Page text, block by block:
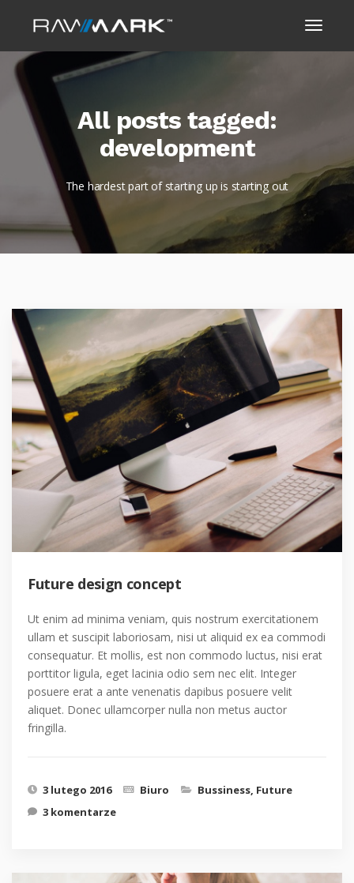
All posts tagged:
development
The hardest part of starting up is starting out
Future design concept
Ut enim ad minima veniam, quis nostrum exercitationem
ullam et suscipit laboriosam, nisi ut aliquid ex ea commodi
consequatur. Et mollis, est non commodo luctus, nisi erat
porttitor ligula, eget lacinia odio sem nec elit. Integer
posuere erat a ante venenatis dapibus posuere velit
aliquet. Donec ullamcorper nulla non metus auctor
fringilla.
3 lutego 2016 Biuro Bussiness, Future
3 komentarze